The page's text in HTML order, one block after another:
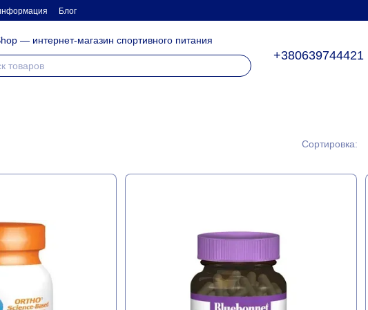
Блог
— интернет-магазин спортивного питания
+380639744421
Сортировка: